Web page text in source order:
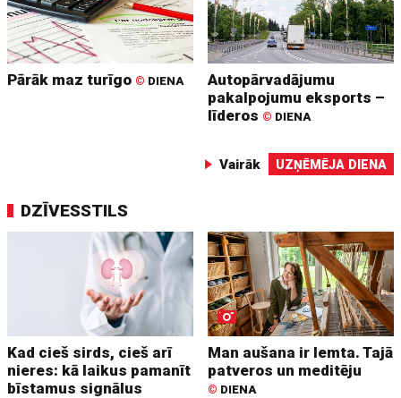
Pārāk maz turīgo © DIENA
Autopārvadājumu
pakalpojumu eksports –
līderos © DIENA
Vairāk UZŅĒMĒJA DIENA
DZĪVESSTILS
Kad cieš sirds, cieš arī
nieres: kā laikus pamanīt
bīstamus signālus
Man aušana ir lemta. Tajā
patveros un meditēju
© DIENA